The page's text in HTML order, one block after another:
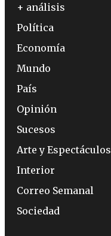
+ análisis
Política
Economía
Mundo
País
Opinión
Sucesos
Arte y Espectáculos
Interior
Correo Semanal
Sociedad